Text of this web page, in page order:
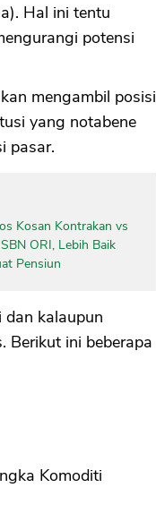
Hal ini tentu
potensi
mengambil posisi
yang notabene
pasar.
Kosan Kontrakan vs
ORI, Lebih Baik
Pensiun
kalaupun
Berikut ini beberapa
Komoditi
OK
CANCEL